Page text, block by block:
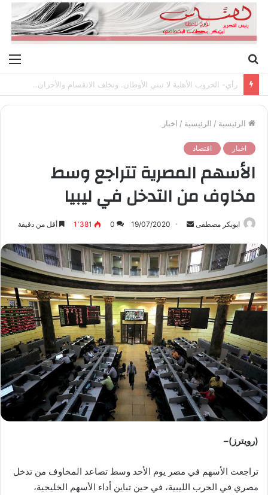
عن
رأي- الحروب الأهلية لا تبني الأوطان. وتخلف الانقسام والأحزان..
الرئيسية / الرئيسية / اخبار
اخبار اقتصاد
الأسهم المصرية تتراجع وسط
مخاوف من التدخل في ليبيا
ابوبكر مصطفى
س
ل
ب
ر
ي
د
ا
إ
ل
ك
ت
ر
19/07/2020
0 1٬381 أقل من دقيقة
(رويترز)–
تراجعت الأسهم في مصر يوم الأحد وسط تصاعد المخاوف من تدخل
مصري في الحرب الليبية، في حين تباين أداء الأسهم الخليجية،